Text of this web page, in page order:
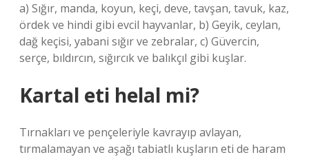
a) Sığır, manda, koyun, keçi, deve, tavşan, tavuk, kaz,
ördek ve hindi gibi evcil hayvanlar, b) Geyik, ceylan,
dağ keçisi, yabani sığır ve zebralar, c) Güvercin,
serçe, bıldırcın, sığırcık ve balıkçıl gibi kuşlar.
Kartal eti helal mi?
Tırnakları ve pençeleriyle kavrayıp avlayan,
tırmalamayan ve aşağı tabiatlı kuşların eti de haram